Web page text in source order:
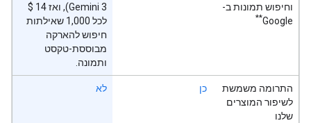
וחיפוש תמונות ב-
Google
**
לכל 1,000 שאילתות
חיפוש להארקה
מבוססת-טקסט
ותמונה.
התרומה משמשת
לשיפור המוצרים
שלנו
כן לא